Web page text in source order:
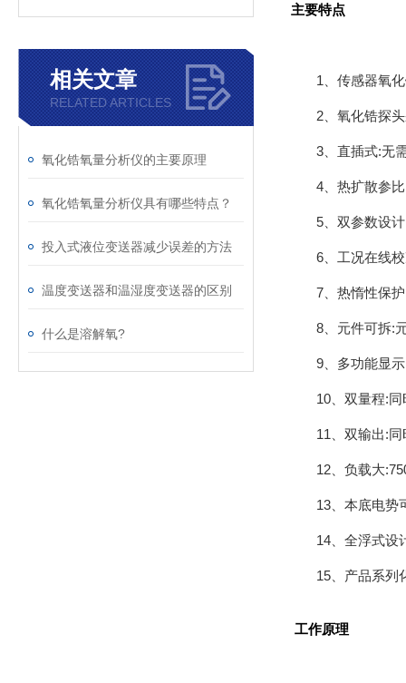
相关文章
RELATED ARTICLES
氧化锆氧量分析仪的主要原理
氧化锆氧量分析仪具有哪些特点？
投入式液位变送器减少误差的方法
温度变送器和温湿度变送器的区别
什么是溶解氧?
主要特点
1、传感器氧
2、氧化锆探
3、直插式:无
4、热扩散参
5、双参数设
6、工况在线
7、热惰性保
8、元件可拆:
9、多功能显
10、双量程:
11、双输出:
12、负载大
13、本底电势
14、全浮式设
15、产品系列
工作原理